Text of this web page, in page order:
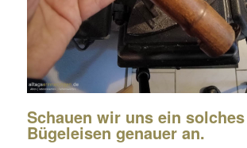
Schauen wir uns ein solches
Bügeleisen genauer an.